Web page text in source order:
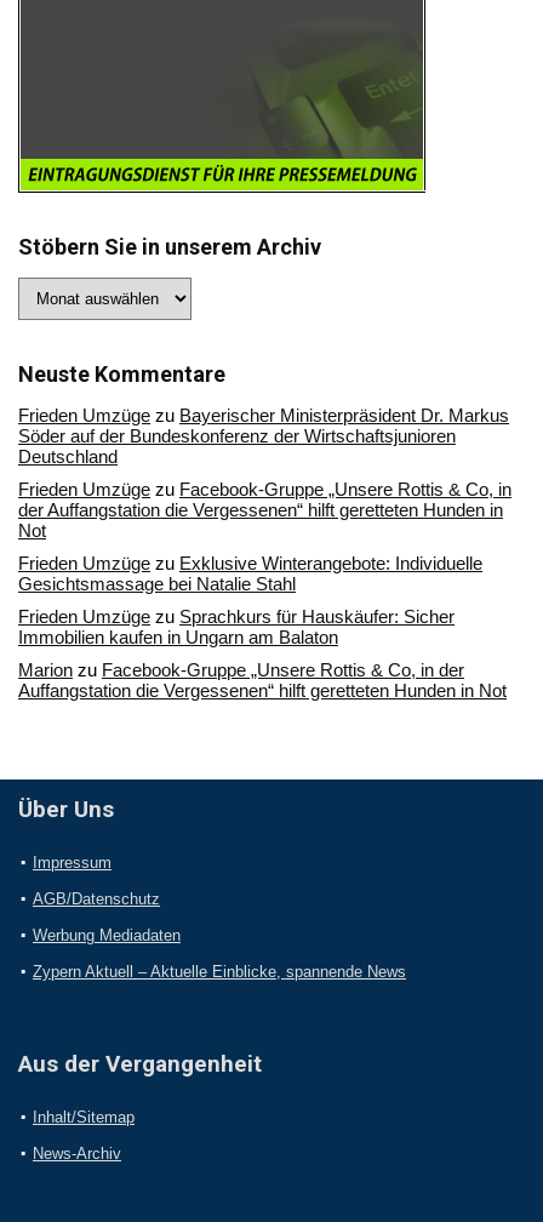
Stöbern Sie in unserem Archiv
Sie
Archiv
Neuste Kommentare
Frieden Umzüge zu Bayerischer Ministerpräsident Dr. Markus
Söder auf der Bundeskonferenz der Wirtschaftsjunioren
Deutschland
Frieden Umzüge zu Facebook-Gruppe „Unsere Rottis & Co, in
der Auffangstation die Vergessenen“ hilft geretteten Hunden in
Not
Frieden Umzüge zu Exklusive Winterangebote: Individuelle
Gesichtsmassage bei Natalie Stahl
Frieden Umzüge zu Sprachkurs für Hauskäufer: Sicher
Immobilien kaufen in Ungarn am Balaton
Marion zu Facebook-Gruppe „Unsere Rottis & Co, in der
Auffangstation die Vergessenen“ hilft geretteten Hunden in Not
Über Uns
Impressum
AGB/Datenschutz
Werbung Mediadaten
Zypern Aktuell – Aktuelle Einblicke, spannende News
Aus der Vergangenheit
Inhalt/Sitemap
News-Archiv